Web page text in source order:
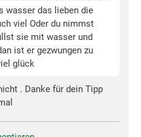
wasser das lieben die
viel Oder du nimmst
sie mit wasser und
ist er gezwungen zu
glück
. Danke für dein Tipp